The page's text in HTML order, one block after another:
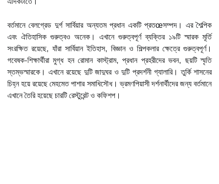
বর্তমানে বেলগ্রেড দুর্গ সার্বিয়ার অন্যতম প্রধান একটি প্রতœসম্পদ। এর শৈল্পিক
এবং ঐতিহাসিক গুরুত্বও অনেক। এখানে গুরুত্বপূর্ণ ব্যক্তির ১৯টি স্মারক মূর্তি
সংরক্ষিত রয়েছে, যাঁরা সার্বিয়ান ইতিহাস, বিজ্ঞান ও শিল্পকলার ক্ষেত্রে গুরুত্বপূর্ণ।
গবেষক-শিক্ষার্থীরা মুগ্ধ হন রোমান কাস্ট্রাম, প্রধান প্রহরীদের ভবন, ছয়টি স্মৃতি
স্তম্ভস্মারকে। এখানে রয়েছে দুটি জাদুঘর ও দুটি প্রদর্শনী গ্যালারি। তুর্কি শাসনের
চিহ্ন হয়ে রয়েছে মেহমেত পাশার সমাধিসৌধ। ভ্রমণপিয়াসী দর্শনার্থীদের জন্য বর্তমানে
এখানে তৈরি হয়েছে চারটি রেস্টুরেন্ট ও কফিশপ।